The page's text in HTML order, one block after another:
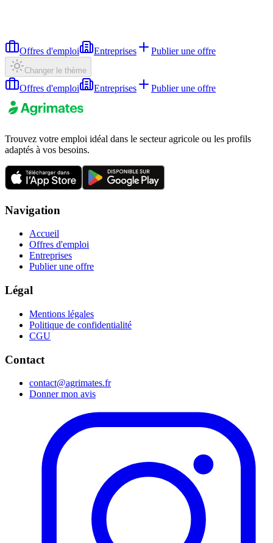
Offres d'emploi Entreprises Publier une offre
Changer le thème
Offres d'emploi Entreprises Publier une offre
Trouvez votre emploi idéal dans le secteur agricole ou les profils
adaptés à vos besoins.
Navigation
Accueil
Offres d'emploi
Entreprises
Publier une offre
Légal
Mentions légales
Politique de confidentialité
CGU
Contact
contact@agrimates.fr
Donner mon avis